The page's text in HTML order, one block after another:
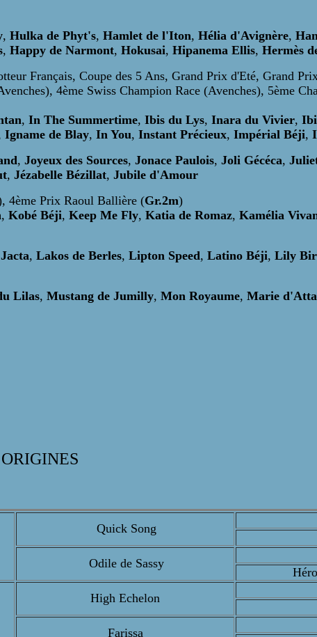
, Hulka de Phyt's, Hamlet de l'Iton, Hélia d'Avignère,
, Happy de Narmont, Hokusai, Hipanema Ellis, Hermès
Français, Coupe des 5 Ans, Grand Prix d'Eté, Grand
4ème Swiss Champion Race (Avenches), 5ème
, In The Summertime, Ibis du Lys, Inara du Vivier,
Igname de Blay, In You, Instant Précieux, Impérial Béji,
, Joyeux des Sources, Jonace Paulois, Joli Gécéca,
, Jézabelle Bézillat, Jubile d'Amour
4ème Prix Raoul Ballière (Gr.2m)
, Kobé Béji, Keep Me Fly, Katia de Romaz, Kamélia
, Lakos de Berles, Lipton Speed, Latino Béji, Lily
Lilas, Mustang de Jumilly, Mon Royaume, Marie
ORIGINES
Quick Song
Odile de Sassy
High Echelon
Farissa